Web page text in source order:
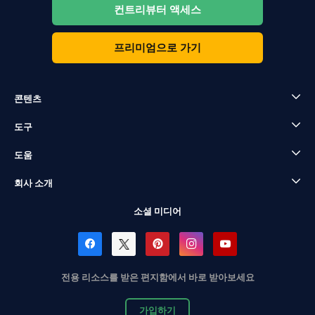
컨트리뷰터 액세스
프리미엄으로 가기
콘텐츠
도구
도움
회사 소개
소셜 미디어
전용 리소스를 받은 편지함에서 바로 받아보세요
가입하기